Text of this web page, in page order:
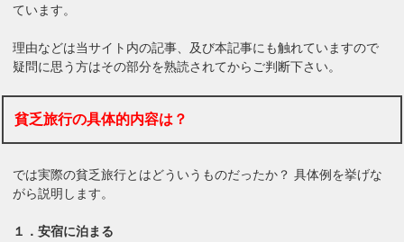
ています。
理由などは当サイト内の記事、及び本記事にも触れていますので
疑問に思う方はその部分を熟読されてからご判断下さい。
貧乏旅行の具体的内容は？
では実際の貧乏旅行とはどういうものだったか？ 具体例を挙げな
がら説明します。
１．安宿に泊まる